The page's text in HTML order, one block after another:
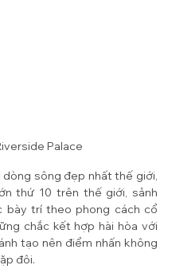
Palace
sông đẹp nhất thế giới,
thứ 10 trên thế giới, sảnh
bày trí theo phong cách cổ
chắc kết hợp hài hòa với
tạo nên điểm nhấn không
đôi.